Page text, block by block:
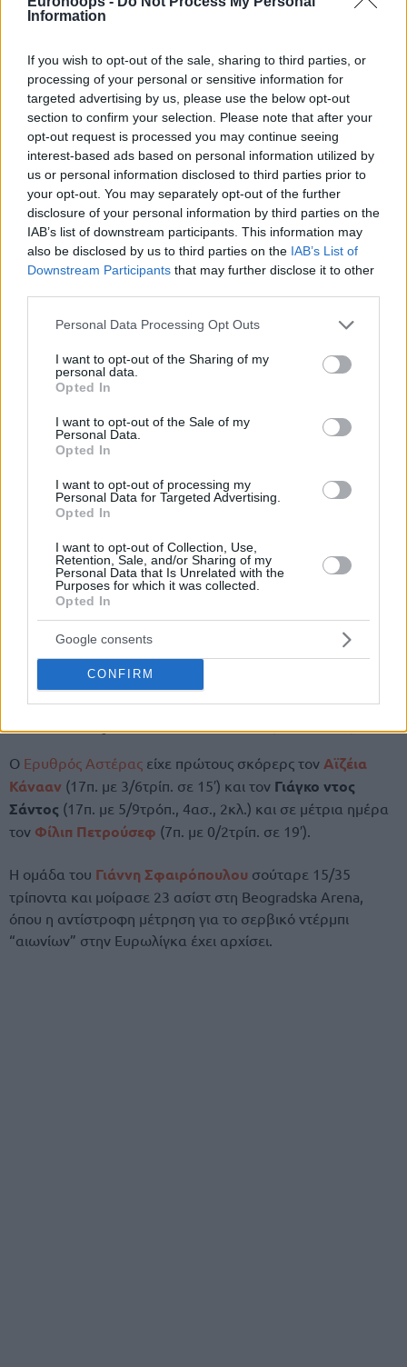
Information
If you wish to opt-out of the sale, sharing to third parties, or
processing of your personal or sensitive information for
targeted advertising by us, please use the below opt-out
section to confirm your selection. Please note that after your
opt-out request is processed you may continue seeing
interest-based ads based on personal information utilized by
us or personal information disclosed to third parties prior to
your opt-out. You may separately opt-out of the further
disclosure of your personal information by third parties on the
IAB’s list of downstream participants. This information may
also be disclosed by us to third parties on the IAB’s List of
Downstream Participants that may further disclose it to other
Please note that this website/app uses one or more Google
not limited to your visit or usage behaviour. You may click to
grant or deny consent to Google and its third-party tags to
use your data for below specified purposes in below Google
consent section.
Personal Data Processing Opt Outs
I want to opt-out of the Sharing of my
personal data.
Opted In
I want to opt-out of the Sale of my
Personal Data.
Opted In
I want to opt-out of processing my
Personal Data for Targeted Advertising.
Opted In
I want to opt-out of Collection, Use,
Retention, Sale, and/or Sharing of my
Personal Data that Is Unrelated with the
Purposes for which it was collected.
Opted In
Google consents
CONFIRM
Ο Ερυθρός Αστέρας είχε πρώτους σκόρερς τον Αϊζέια
Κάνααν (17π. με 3/6τρίπ. σε 15′) και τον Γιάγκο ντος
Σάντος (17π. με 5/9τρόπ., 4ασ., 2κλ.) και σε μέτρια ημέρα
τον Φίλιπ Πετρούσεφ (7π. με 0/2τρίπ. σε 19′).
Η ομάδα του Γιάννη Σφαιρόπουλου σούταρε 15/35
τρίποντα και μοίρασε 23 ασίστ στη Beogradska Arena,
όπου η αντίστροφη μέτρηση για το σερβικό ντέρμπι
“αιωνίων” στην Ευρωλίγκα έχει αρχίσει.